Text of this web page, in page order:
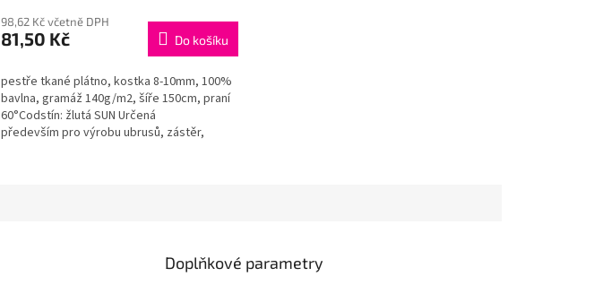
98,62 Kč včetně DPH
81,50 Kč Do košíku
pestře tkané plátno, kostka 8-10mm, 100%
bavlna, gramáž 140g/m2, šíře 150cm, praní
60°Codstín: žlutá SUN Určená
především pro výrobu ubrusů, zástěr,
Doplňkové parametry